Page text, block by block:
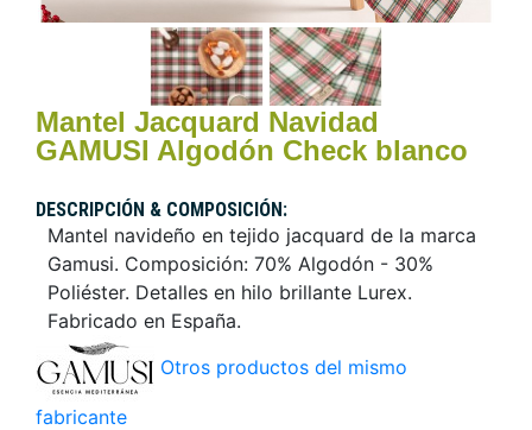
Mantel Jacquard Navidad
GAMUSI Algodón Check blanco
DESCRIPCIÓN & COMPOSICIÓN:
Mantel navideño en tejido jacquard de la marca
Gamusi. Composición: 70% Algodón - 30%
Poliéster. Detalles en hilo brillante Lurex.
Fabricado en España.
Otros productos del mismo
fabricante